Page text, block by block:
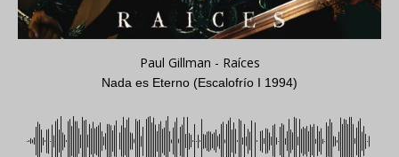
Paul Gillman - Raíces
Nada es Eterno (Escalofrío I 1994)